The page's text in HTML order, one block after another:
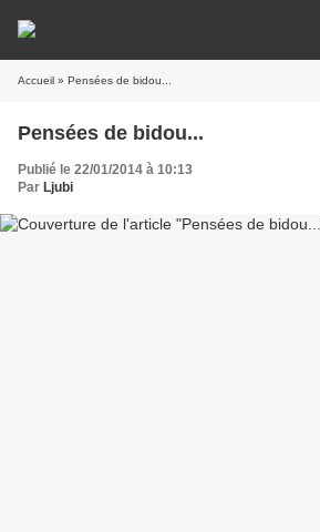
Accueil » Pensées de bidou...
Pensées de bidou...
Publié le 22/01/2014 à 10:13
Par Ljubi